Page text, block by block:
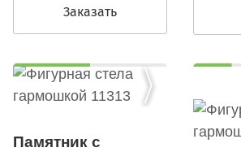
Заказать
Памятник с